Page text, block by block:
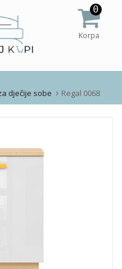
0
Korpa
dječije sobe Regal 0068